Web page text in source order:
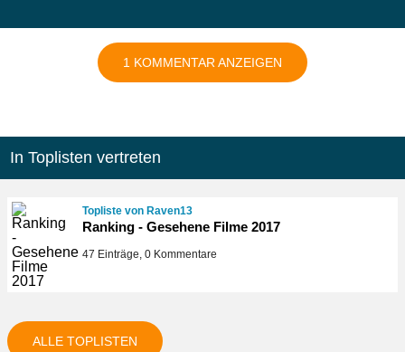
1 KOMMENTAR ANZEIGEN
In Toplisten vertreten
Topliste von Raven13
Ranking - Gesehene Filme 2017
47 Einträge, 0 Kommentare
ALLE TOPLISTEN